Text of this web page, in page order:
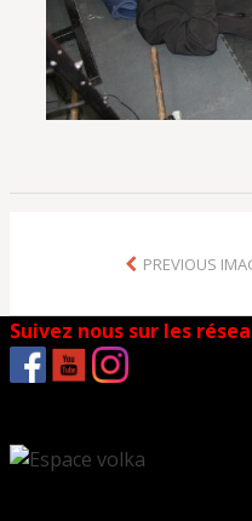
PREVIOUS
Suivez nous sur les